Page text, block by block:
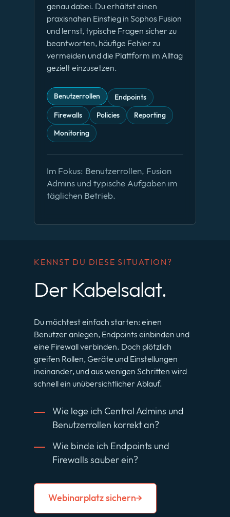
genau dabei. Du erhältst einen
praxisnahen Einstieg in Sophos Fusion
und lernst, typische Fragen sicher zu
beantworten, häufige Fehler zu
vermeiden und die Plattform im Alltag
gezielt einzusetzen.
Benutzerrollen
Endpoints
Firewalls
Policies
Reporting
Monitoring
Im Fokus: Benutzerrollen, Fusion
Admins und typische Aufgaben im
täglichen Betrieb.
KENNST DU DIESE SITUATION?
Der Kabelsalat.
Du möchtest einfach starten: einen
Benutzer anlegen, Endpoints einbinden und
eine Firewall verbinden. Doch plötzlich
greifen Rollen, Geräte und Einstellungen
ineinander, und aus wenigen Schritten wird
schnell ein unübersichtlicher Ablauf.
Wie lege ich Central Admins und
Benutzerrollen korrekt an?
Wie binde ich Endpoints und
Firewalls sauber ein?
Webinarplatz sichern